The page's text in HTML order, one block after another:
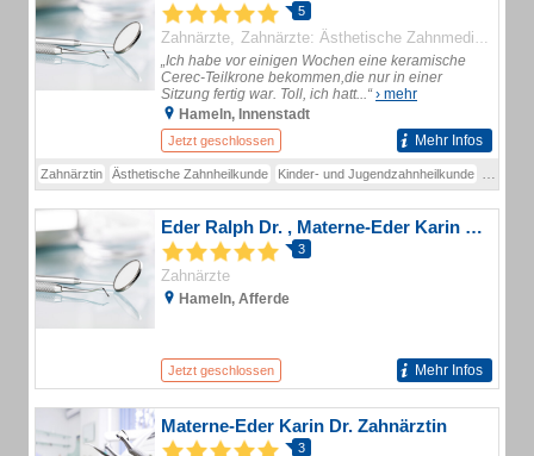
5
Zahnärzte Zahnärzte: Ästhetische Zahnmedizin (Schwerpunkt)
„Ich habe vor einigen Wochen eine keramische
Cerec-Teilkrone bekommen,die nur in einer
Sitzung fertig war. Toll, ich hatt...“› mehr
Hameln, Innenstadt
Jetzt geschlossen Mehr Infos
Zahnärztin Ästhetische Zahnheilkunde Kinder- und Jugendzahnheilkunde
Eder Ralph Dr. , Materne-Eder Karin Dr. Zahnärzte
3
Zahnärzte
Hameln, Afferde
Jetzt geschlossen Mehr Infos
Materne-Eder Karin Dr. Zahnärztin
3